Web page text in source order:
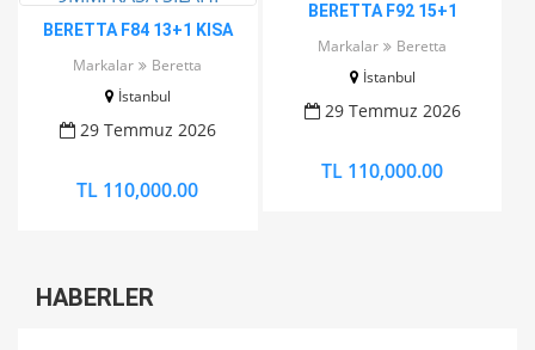
BERETTA F84 13+1 KISA
Markalar
Beretta
İstanbul
29 Temmuz 2026
TL 110,000.00
BERETTA F92 15+1
Markalar
Beretta
İstanbul
29 Temmuz 2026
TL 110,000.00
HABERLER